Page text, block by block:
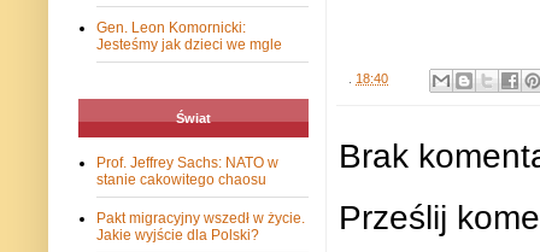
. 18:40
Brak
Prześlij
Gen. Leon Komornicki:
Jesteśmy jak dzieci we mgle
Świat
Prof. Jeffrey Sachs: NATO w
stanie cakowitego chaosu
Pakt migracyjny wszedł w życie.
Jakie wyjście dla Polski?